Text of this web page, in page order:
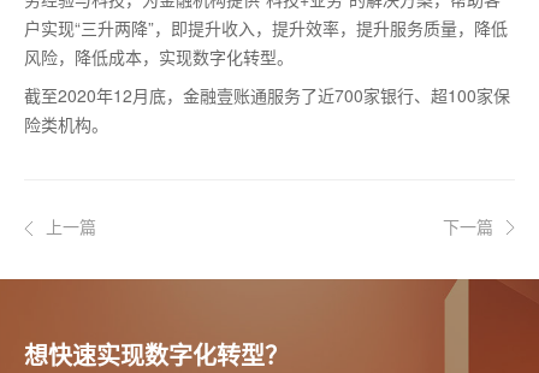
户实现“三升两降”，即提升收入，提升效率，提升服务质量，降低
风险，降低成本，实现数字化转型。
截至2020年12月底，金融壹账通服务了近700家银行、超100家保
险类机构。
上一篇 下一篇
想快速实现数字化转型？